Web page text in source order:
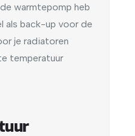
warmtepomp heb
als back-up voor de
je radiatoren
temperatuur